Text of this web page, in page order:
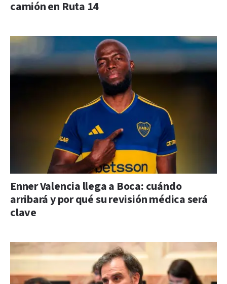
camión en Ruta 14
Enner Valencia llega a Boca: cuándo
arribará y por qué su revisión médica será
clave